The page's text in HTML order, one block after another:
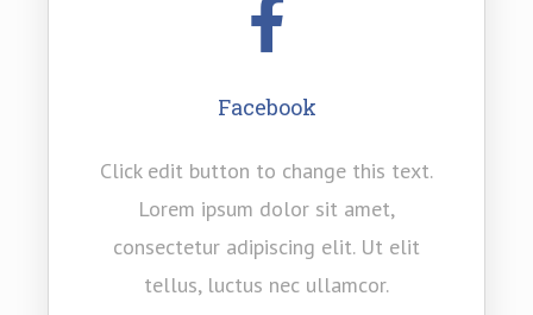
Facebook
Click edit button to change this text.
Lorem ipsum dolor sit amet,
consectetur adipiscing elit. Ut elit
tellus, luctus nec ullamcor.